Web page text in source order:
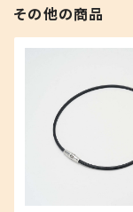
その他の商品